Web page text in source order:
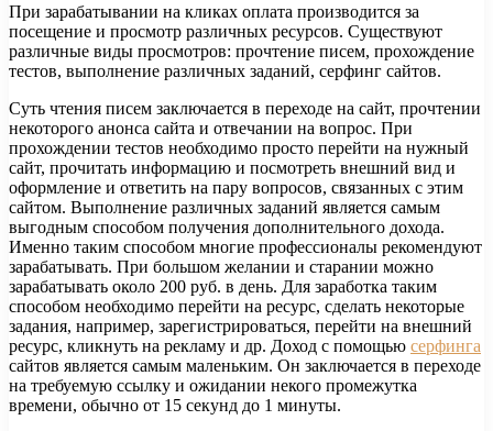
При зарабатывании на кликах оплата производится за
посещение и просмотр различных ресурсов. Существуют
различные виды просмотров: прочтение писем, прохождение
тестов, выполнение различных заданий, серфинг сайтов.
Суть чтения писем заключается в переходе на сайт, прочтении
некоторого анонса сайта и отвечании на вопрос. При
прохождении тестов необходимо просто перейти на нужный
сайт, прочитать информацию и посмотреть внешний вид и
оформление и ответить на пару вопросов, связанных с этим
сайтом. Выполнение различных заданий является самым
выгодным способом получения дополнительного дохода.
Именно таким способом многие профессионалы рекомендуют
зарабатывать. При большом желании и старании можно
зарабатывать около 200 руб. в день. Для заработка таким
способом необходимо перейти на ресурс, сделать некоторые
задания, например, зарегистрироваться, перейти на внешний
ресурс, кликнуть на рекламу и др. Доход с помощью серфинга
сайтов является самым маленьким. Он заключается в переходе
на требуемую ссылку и ожидании некого промежутка
времени, обычно от 15 секунд до 1 минуты.